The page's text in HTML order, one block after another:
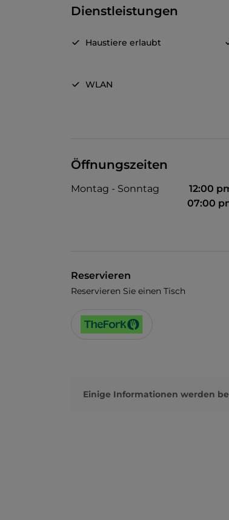
Dienstleistungen
Haustiere erlaubt
WLAN
Öffnungszeiten
Montag - Sonntag
12:00
07:00
Reservieren
Reservieren Sie einen Tisch
Einige Informationen werden